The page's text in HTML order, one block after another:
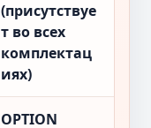
(присутствуе
т во всех
комплектац
иях)
OPTION